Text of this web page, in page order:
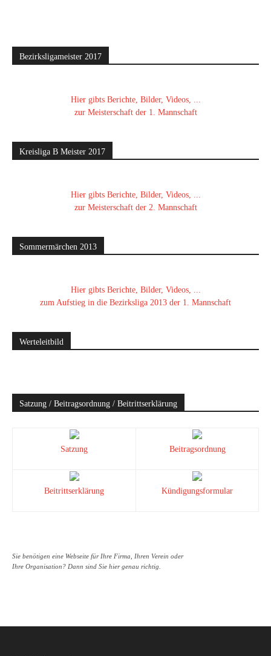
Bezirksligameister 2017
Hier gibts Berichte, Bilder, Videos, ...
zur Meisterschaft der 1. Mannschaft
Kreisliga B Meister 2017
Hier gibts Berichte, Bilder, Videos, ...
zur Meisterschaft der 2. Mannschaft
Sommermärchen 2013
Hier gibts Berichte, Bilder, Videos, ...
zum Aufstieg in die Bezirksliga 2013 der 1. Mannschaft
Werteleitbild
Satzung / Beitragsordnung / Beitrittserklärung
Satzung Beitragsordnung
Beitrittserklärung Kündigungsformular
Sie benötigen eine Webseite für Ihre Firma, Ihren Verein oder
Ihre Organisation? Dann sind Sie hier genau richtig.